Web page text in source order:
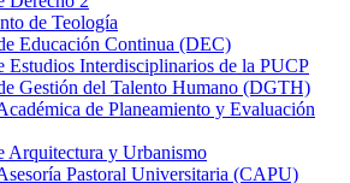
de Teología
Educación Continua (DEC)
Estudios Interdisciplinarios de la PUCP
Gestión del Talento Humano (DGTH)
de Planeamiento y Evaluación
Arquitectura y Urbanismo
Pastoral Universitaria (CAPU)